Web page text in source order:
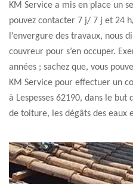
KM Service a mis en place un
pouvez contacter 7 j/ 7 j et 24
l’envergure des travaux, nous
couvreur pour s’en occuper.
années ; sachez que, vous
KM Service pour effectuer un
à Lespesses 62190, dans le
de toiture, les dégâts des eaux